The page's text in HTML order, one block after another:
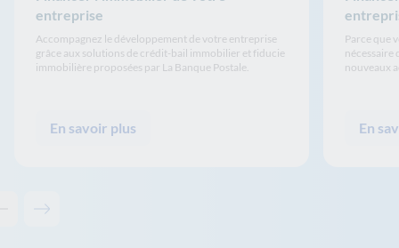
entreprise
Accompagnez le développement de votre entreprise
grâce aux solutions de crédit-bail immobilier et fiducie
immobilière proposées par La Banque Postale.
En savoir plus
Parce que
nécessaire
nouveaux
En
Contenu précédent - Solutions associées
Contenu suivant - Solutions associées